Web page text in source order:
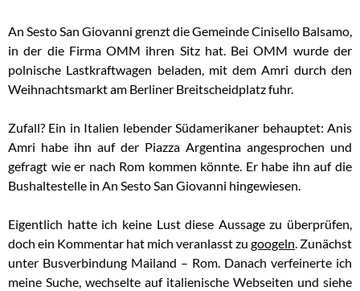
An Sesto San Giovanni grenzt die Gemeinde Cinisello Balsamo,
in der die Firma OMM ihren Sitz hat. Bei OMM wurde der
polnische Lastkraftwagen beladen, mit dem Amri durch den
Weihnachtsmarkt am Berliner Breitscheidplatz fuhr.
Zufall? Ein in Italien lebender Südamerikaner behauptet: Anis
Amri habe ihn auf der Piazza Argentina angesprochen und
gefragt wie er nach Rom kommen könnte. Er habe ihn auf die
Bushaltestelle in An Sesto San Giovanni hingewiesen.
Eigentlich hatte ich keine Lust diese Aussage zu überprüfen,
doch ein Kommentar hat mich veranlasst zu googeln. Zunächst
unter Busverbindung Mailand – Rom. Danach verfeinerte ich
meine Suche, wechselte auf italienische Webseiten und siehe